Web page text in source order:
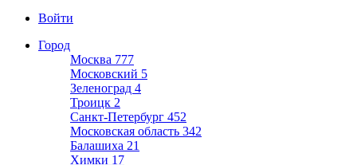
Войти
Город
Москва 777
Московский 5
Зеленоград 4
Троицк 2
Санкт-Петербург 452
Московская область 342
Балашиха 21
Химки 17